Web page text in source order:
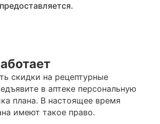
скидки на рецептурные
в аптеке персональную
плана. В настоящее время
имеют такое право.